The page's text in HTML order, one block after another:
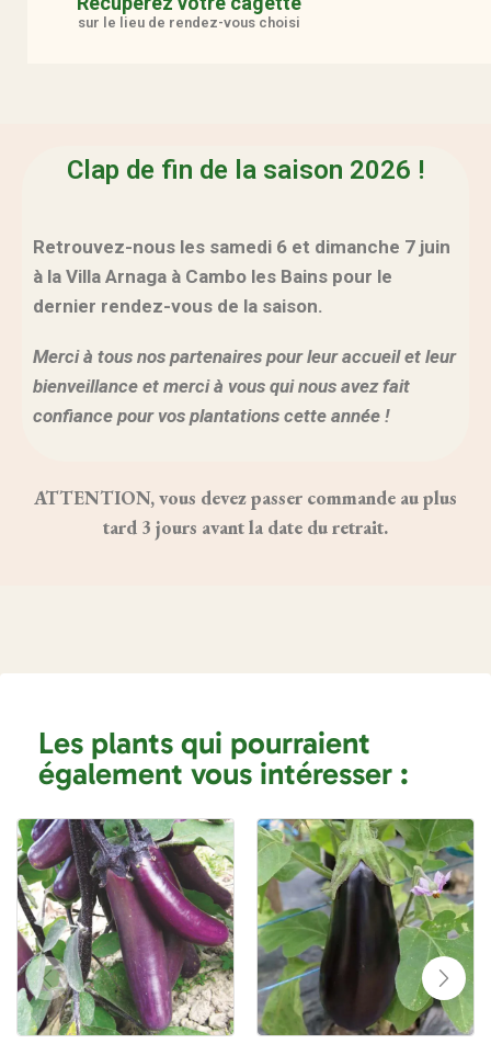
sur le lieu de rendez-vous choisi
Clap de fin de la saison 2026 !
Retrouvez-nous les samedi 6 et dimanche 7 juin
à la Villa Arnaga à Cambo les Bains pour le
dernier rendez-vous de la saison.
Merci à tous nos partenaires pour leur accueil et leur
bienveillance et merci à vous qui nous avez fait
confiance pour vos plantations cette année !
ATTENTION, vous devez passer commande au plus
tard 3 jours avant la date du retrait.
Les plants qui pourraient
également vous intéresser :